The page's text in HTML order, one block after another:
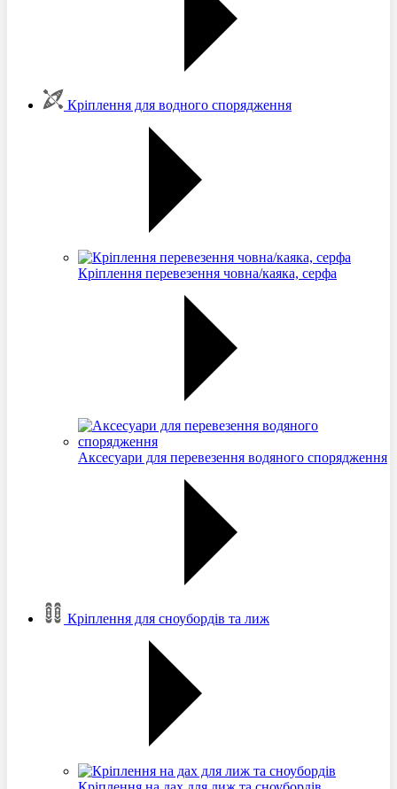
Кріплення для водного спорядження
Кріплення перевезення човна/каяка, серфа
Аксесуари для перевезення водяного спорядження
Кріплення для сноубордів та лиж